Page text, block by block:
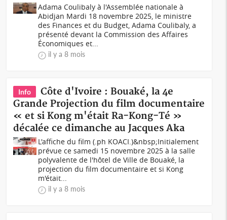
Adama Coulibaly à l'Assemblée nationale à
Abidjan Mardi 18 novembre 2025, le ministre
des Finances et du Budget, Adama Coulibaly, a
présenté devant la Commission des Affaires
Économiques et...
il y a 8 mois
Info
Côte d'Ivoire : Bouaké, la 4e
Grande Projection du film documentaire
« et si Kong m'était Ra-Kong-Té »
décalée ce dimanche au Jacques Aka
L'affiche du film (.ph KOACI.)&nbsp;Initialement
prévue ce samedi 15 novembre 2025 à la salle
polyvalente de l'hôtel de Ville de Bouaké, la
projection du film documentaire et si Kong
m'était...
il y a 8 mois